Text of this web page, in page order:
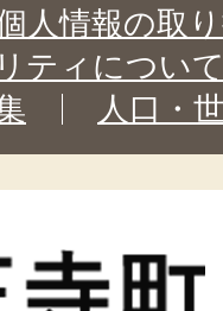
人情報の取
ティについ
人口・